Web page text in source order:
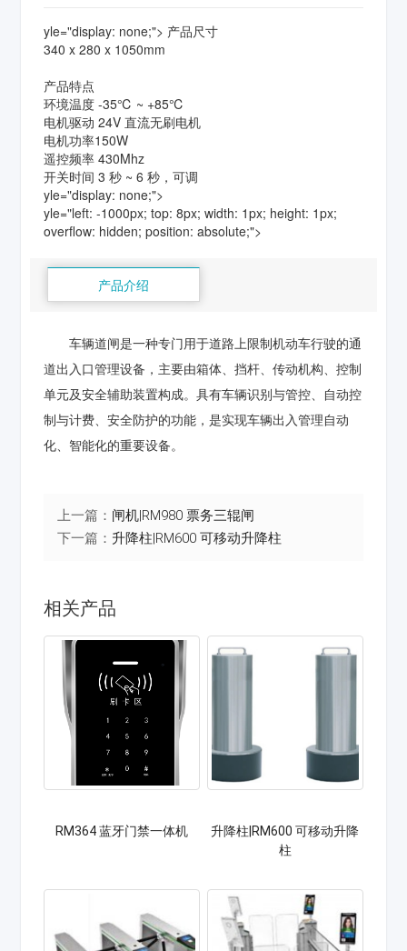
yle="display: none;"> 产品尺寸
340 x 280 x 1050mm
产品特点
环境温度 -35℃ ~ +85℃
电机驱动 24V 直流无刷电机
电机功率150W
遥控频率 430Mhz
开关时间 3 秒 ~ 6 秒，可调
yle="display: none;">
yle="left: -1000px; top: 8px; width: 1px; height: 1px;
overflow: hidden; position: absolute;">
产品介绍
车辆道闸是一种专门用于道路上限制机动车行驶的通
道出入口管理设备，主要由箱体、挡杆、传动机构、控制
单元及安全辅助装置构成。具有车辆识别与管控、自动控
制与计费、安全防护的功能，是实现车辆出入管理自动
化、智能化的重要设备。
上一篇： 闸机|RM980 票务三辊闸
下一篇： 升降柱|RM600 可移动升降柱
相关产品
RM364 蓝牙门禁一体机
升降柱|RM600 可移动升降
柱